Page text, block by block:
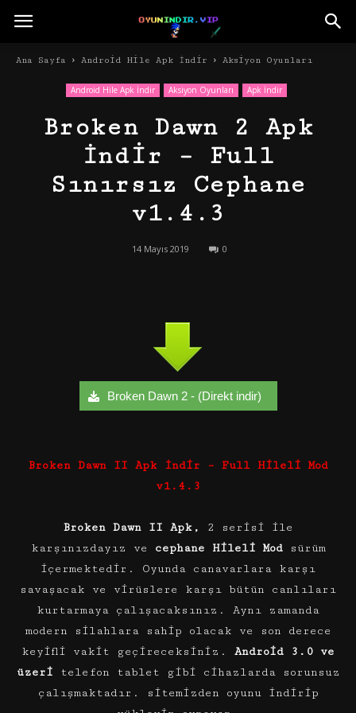
Ana Sayfa Android Hile Apk İndir Aksiyon Oyunları
Android Hile Apk İndir Aksiyon Oyunları Apk İndir
Broken Dawn 2 Apk
İndir – Full
Sınırsız Cephane
v1.4.3
14 Mayıs 2019 0
Broken Dawn 2 - (Direkt indir)
Broken Dawn II Apk İndir – Full Hileli Mod
v1.4.3
Broken Dawn II Apk, 2 serisi ile
karşınızdayız ve cephane Hileli Modsürüm
içermektedir. Oyunda canavarlara karşı
savaşacak ve virüslere karşı bütün canlıları
kurtarmaya çalışacaksınız. Aynı zamanda
modern silahlara sahip olacak ve son derece
keyifli vakit geçireceksiniz. Android 3.0 ve
üzeri telefon tablet gibi cihazlarda sorunsuz
çalışmaktadır. sitemizden oyunu indirip